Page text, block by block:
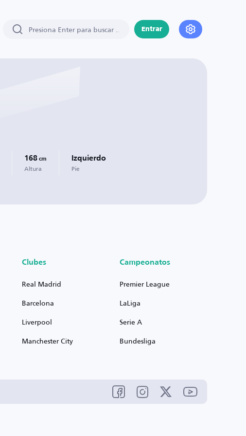
Entrar
168 cm
Altura
Izquierdo
Pie
Clubes
Real Madrid
Barcelona
Liverpool
Manchester City
Campeonatos
Premier League
LaLiga
Serie A
Bundesliga